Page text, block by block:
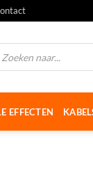
EFFECTEN